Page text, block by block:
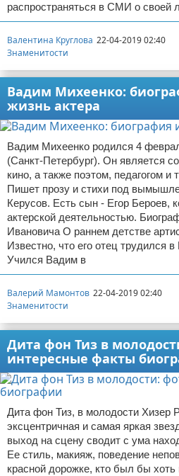
распространяться в СМИ о своей
Валентина Круглова 22-04-2019 02:40
Знаменитости
Вадим Михеенко:
жизнь актера
Вадим Михеенко родился 4
(Санкт-Петербург). Он является
кино, а также поэтом, педагогом
Пишет прозу и стихи под
Керусов. Есть сын - Егор Бероев,
актерской деятельностью.
Ивановича О раннем детстве
Известно, что его отец трудился
Учился Вадим в
Валерий Мамонтов 22-04-2019 02:40
Знаменитости
Дита фон Тиз в
интересные факты
Дита фон Тиз, в молодости Хизер
эксцентричная и самая яркая
выход на сцену сводит с ума
Ее стиль, макияж, поведение
красной дорожке, кто был бы хоть